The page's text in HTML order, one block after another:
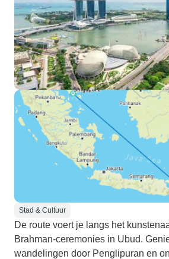
Stad & Cultuur
De route voert je langs het
Brahman-ceremonies in Ubud.
wandelingen door Penglipuran en